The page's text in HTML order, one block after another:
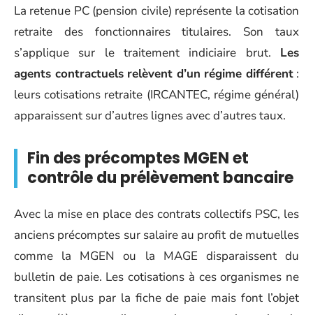
La retenue PC (pension civile) représente la cotisation
retraite des fonctionnaires titulaires. Son taux
s’applique sur le traitement indiciaire brut. Les
agents contractuels relèvent d’un régime différent:
leurs cotisations retraite (IRCANTEC, régime général)
apparaissent sur d’autres lignes avec d’autres taux.
Fin des précomptes MGEN et
contrôle du prélèvement bancaire
Avec la mise en place des contrats collectifs PSC, les
anciens précomptes sur salaire au profit de mutuelles
comme la MGEN ou la MAGE disparaissent du
bulletin de paie. Les cotisations à ces organismes ne
transitent plus par la fiche de paie mais font l’objet